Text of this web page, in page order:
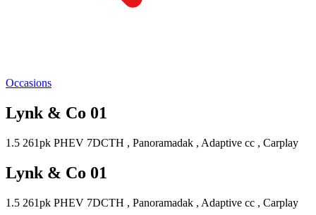
Occasions
Lynk & Co 01
1.5 261pk PHEV 7DCTH , Panoramadak , Adaptive cc , Carplay
Lynk & Co 01
1.5 261pk PHEV 7DCTH , Panoramadak , Adaptive cc , Carplay